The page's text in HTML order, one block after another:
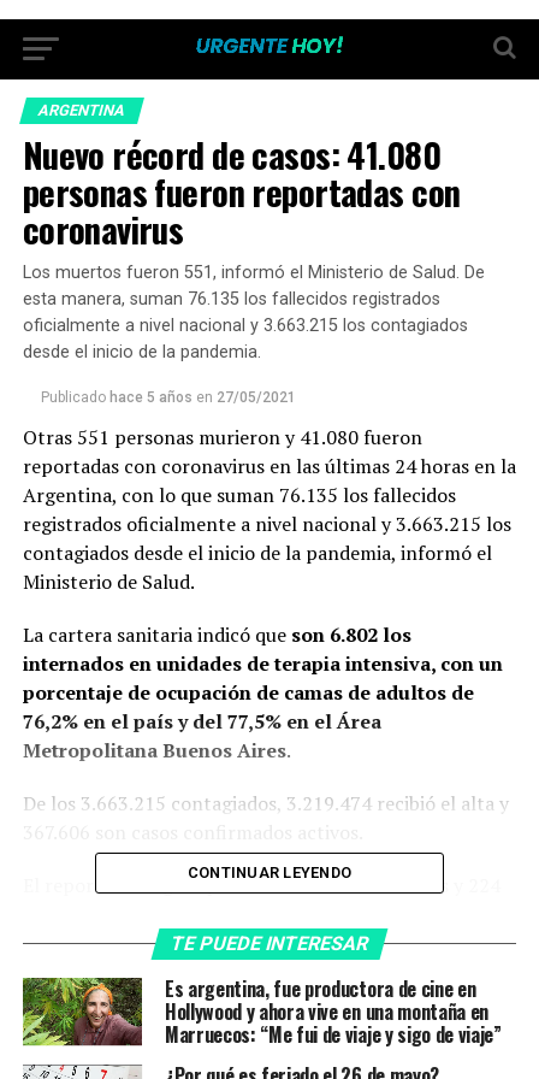
ARGENTINA
Nuevo récord de casos: 41.080
personas fueron reportadas con
coronavirus
Los muertos fueron 551, informó el Ministerio de Salud. De
esta manera, suman 76.135 los fallecidos registrados
oficialmente a nivel nacional y 3.663.215 los contagiados
desde el inicio de la pandemia.
Publicado hace 5 años en 27/05/2021
Otras 551 personas murieron y 41.080 fueron
reportadas con coronavirus en las últimas 24 horas en la
Argentina, con lo que suman 76.135 los fallecidos
registrados oficialmente a nivel nacional y 3.663.215 los
contagiados desde el inicio de la pandemia, informó el
Ministerio de Salud.
La cartera sanitaria indicó que son 6.802 los
internados en unidades de terapia intensiva, con un
porcentaje de ocupación de camas de adultos de
76,2% en el país y del 77,5% en el Área
Metropolitana Buenos Aires.
De los 3.663.215 contagiados, 3.219.474 recibió el alta y
El reporte consignó que fallecieron 319 hombres y 224
Buenos Aires, 1 de Entre Ríos, 1 de Formosa, 1 de
Neuquén y 2 de San Juan fueron reportadas sin dato de
sexo.
Las cifras en los distritos
CONTINUAR LEYENDO
TE PUEDE INTERESAR
Es argentina, fue productora de cine en
Hollywood y ahora vive en una montaña en
Marruecos: “Me fui de viaje y sigo de viaje”